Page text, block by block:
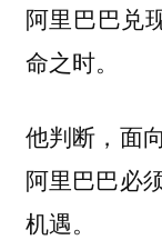
阿里巴巴兑
命之时。
他判断，面
阿里巴巴必
机遇。